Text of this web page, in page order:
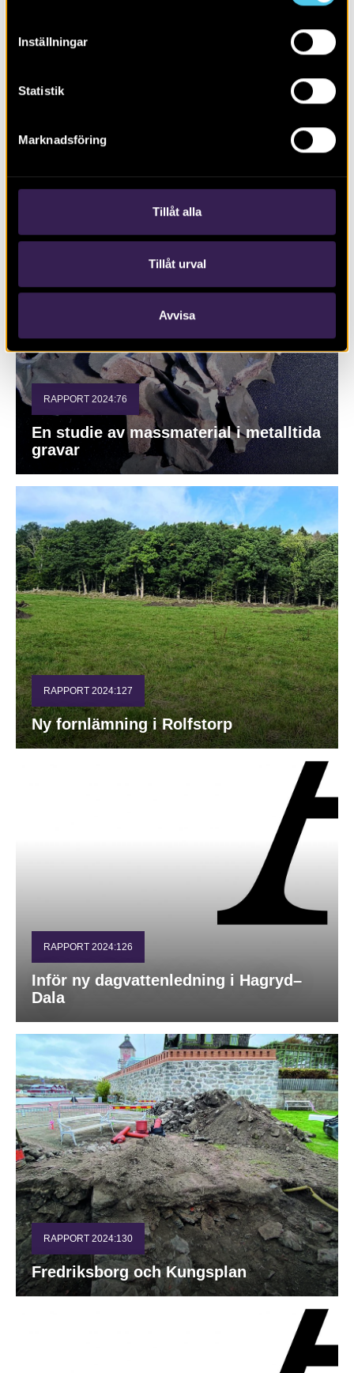
Inställningar
Statistik
Marknadsföring
Tillåt alla
Tillåt urval
Avvisa
RAPPORT 2024:79
Boplats och rituella aktiviteter
RAPPORT 2024:76
En studie av massmaterial i metalltida
gravar
RAPPORT 2024:127
Ny fornlämning i Rolfstorp
RAPPORT 2024:126
Inför ny dagvattenledning i Hagryd–
Dala
RAPPORT 2024:130
Fredriksborg och Kungsplan